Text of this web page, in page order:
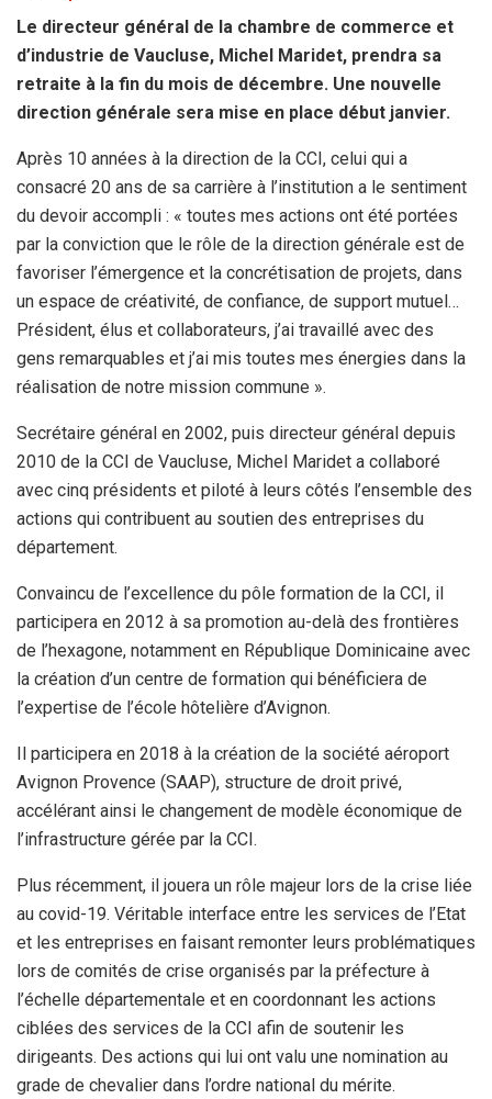
o
o
k
n
g
e
A
p
p
Le directeur général de la chambre de commerce et
d’industrie de Vaucluse, Michel Maridet, prendra sa
retraite à la fin du mois de décembre. Une nouvelle
direction générale sera mise en place début janvier.
Après 10 années à la direction de la CCI, celui qui a
consacré 20 ans de sa carrière à l’institution a le sentiment
du devoir accompli : « toutes mes actions ont été portées
par la conviction que le rôle de la direction générale est de
favoriser l’émergence et la concrétisation de projets, dans
un espace de créativité, de confiance, de support mutuel…
Président, élus et collaborateurs, j’ai travaillé avec des
gens remarquables et j’ai mis toutes mes énergies dans la
réalisation de notre mission commune ».
Secrétaire général en 2002, puis directeur général depuis
2010 de la CCI de Vaucluse, Michel Maridet a collaboré
avec cinq présidents et piloté à leurs côtés l’ensemble des
actions qui contribuent au soutien des entreprises du
département.
Convaincu de l’excellence du pôle formation de la CCI, il
participera en 2012 à sa promotion au-delà des frontières
de l’hexagone, notamment en République Dominicaine avec
la création d’un centre de formation qui bénéficiera de
l’expertise de l’école hôtelière d’Avignon.
Il participera en 2018 à la création de la société aéroport
Avignon Provence (SAAP), structure de droit privé,
accélérant ainsi le changement de modèle économique de
l’infrastructure gérée par la CCI.
Plus récemment, il jouera un rôle majeur lors de la crise liée
au covid-19. Véritable interface entre les services de l’Etat
et les entreprises en faisant remonter leurs problématiques
lors de comités de crise organisés par la préfecture à
l’échelle départementale et en coordonnant les actions
ciblées des services de la CCI afin de soutenir les
dirigeants. Des actions qui lui ont valu une nomination au
grade de chevalier dans l’ordre national du mérite.